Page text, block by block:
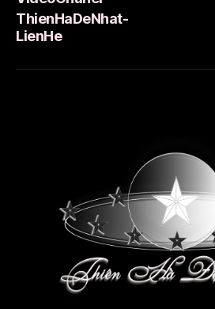
ThienHaDeNhat-
LienHe